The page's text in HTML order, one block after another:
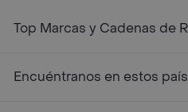
Top Marcas y Cadenas de
Encuéntranos en estos